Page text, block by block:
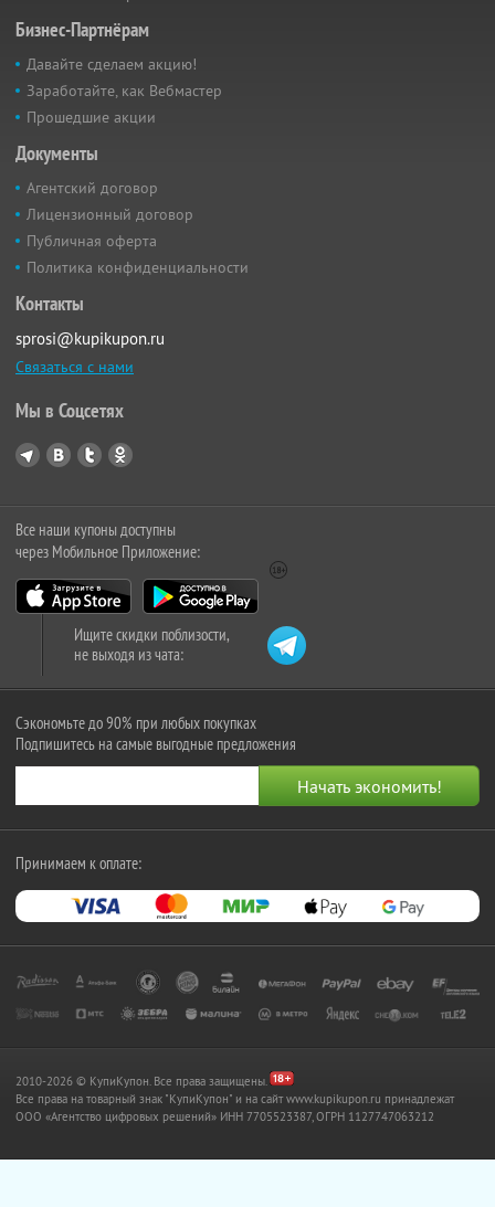
Бизнес-Партнёрам
Давайте сделаем акцию!
Заработайте, как Вебмастер
Прошедшие акции
Документы
Агентский договор
Лицензионный договор
Публичная оферта
Политика конфиденциальности
Контакты
sprosi@kupikupon.ru
Связаться с нами
Мы в Соцсетях
Все наши купоны доступны
через Мобильное Приложение:
Ищите скидки поблизости,
не выходя из чата:
Сэкономьте до 90% при любых покупках
Подпишитесь на самые выгодные предложения
Принимаем к оплате:
2010-2026 © КупиКупон. Все права защищены.
Все права на товарный знак "КупиКупон" и на сайт www.kupikupon.ru принадлежат
OOO «Агентство цифровых решений» ИНН 7705523387, ОГРН 1127747063212